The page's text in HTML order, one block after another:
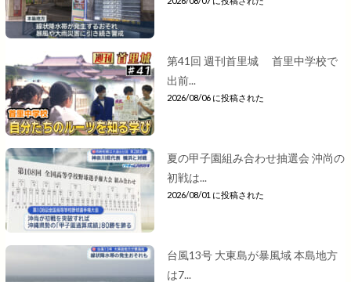
第41回 週刊首里城 首里中学校で
出前...
2026/08/06 に投稿された
夏の甲子園組み合わせ抽選会 沖尚の
初戦は...
2026/08/01 に投稿された
台風13号 大東島が暴風域 本島地方
は7...